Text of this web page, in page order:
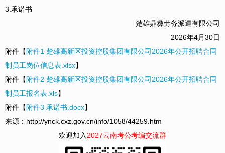
3.承诺书
楚雄鼎彝劳务派遣有限公司
2026年4月30日
附件【 附件1 楚雄高新区投资控股集团有限公司2026年公开招聘合同
制员工岗位信息表.xlsx】
附件【 附件2 楚雄高新区投资控股集团有限公司2026年公开招聘合同
制员工报名表.xls】
附件【 附件3 承诺书.docx】
来源：http://ynck.cxz.gov.cn/info/1058/44259.htm
欢迎加入2027云南考公考编交流群